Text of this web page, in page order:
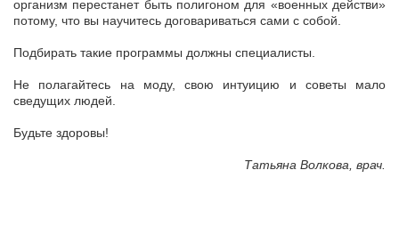
организм перестанет быть полигоном для «военных действи»
потому, что вы научитесь договариваться сами с собой.
Подбирать такие программы должны специалисты.
Не полагайтесь на моду, свою интуицию и советы мало
сведущих людей.
Будьте здоровы!
Татьяна Волкова, врач.